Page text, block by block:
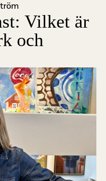
Vilket är
och